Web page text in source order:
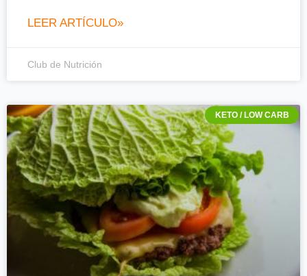
LEER ARTÍCULO»
Club de Nutrición
KETO / LOW CARB